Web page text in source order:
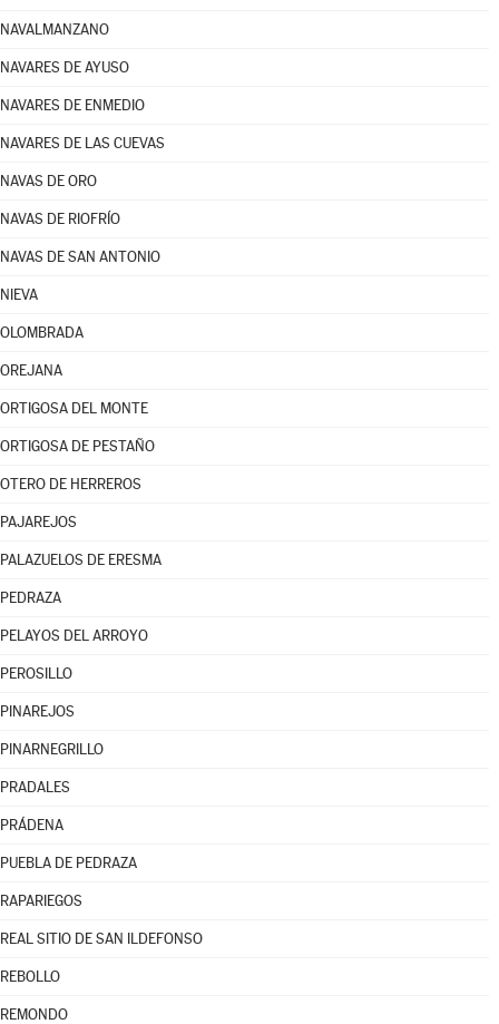
NAVALMANZANO
NAVARES DE AYUSO
NAVARES DE ENMEDIO
NAVARES DE LAS CUEVAS
NAVAS DE ORO
NAVAS DE RIOFRÍO
NAVAS DE SAN ANTONIO
NIEVA
OLOMBRADA
OREJANA
ORTIGOSA DEL MONTE
ORTIGOSA DE PESTAÑO
OTERO DE HERREROS
PAJAREJOS
PALAZUELOS DE ERESMA
PEDRAZA
PELAYOS DEL ARROYO
PEROSILLO
PINAREJOS
PINARNEGRILLO
PRADALES
PRÁDENA
PUEBLA DE PEDRAZA
RAPARIEGOS
REAL SITIO DE SAN ILDEFONSO
REBOLLO
REMONDO